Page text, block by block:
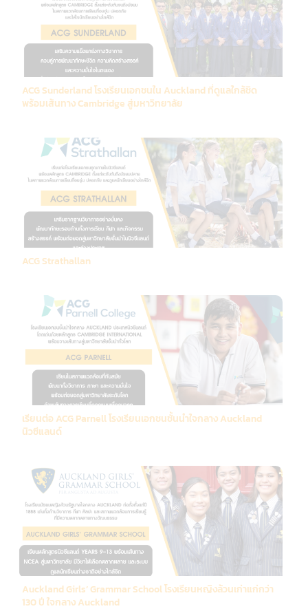
ACG Sunderland โรงเรียนเอกชนใน Auckland ที่ดูแลใกล้ชิด
พร้อมเส้นทาง Cambridge สู่มหาวิทยาลัย
ACG Strathallan
เรียนต่อ ACG Parnell โรงเรียนเอกชนชั้นนำใจกลาง Auckland
นิวซีแลนด์
Auckland Girls’ Grammar School โรงเรียนหญิงล้วนเก่าแก่กว่า
130 ปี ใจกลาง Auckland